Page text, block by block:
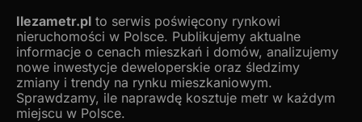
Ilezametr.pl to serwis poświęcony rynkowi
nieruchomości w Polsce. Publikujemy aktualne
informacje o cenach mieszkań i domów, analizujemy
nowe inwestycje deweloperskie oraz śledzimy
zmiany i trendy na rynku mieszkaniowym.
Sprawdzamy, ile naprawdę kosztuje metr w każdym
miejscu w Polsce.